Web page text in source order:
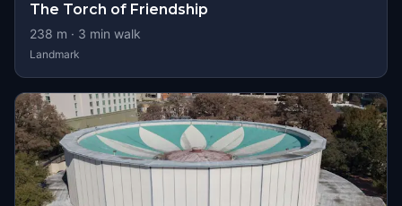
The Torch of Friendship
238 m · 3 min walk
Landmark